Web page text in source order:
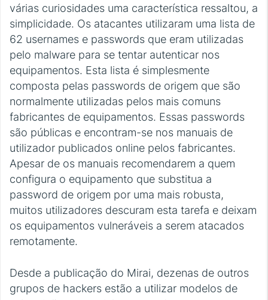
várias curiosidades uma característica ressaltou, a
simplicidade. Os atacantes utilizaram uma lista de
62 usernames e passwords que eram utilizadas
pelo malware para se tentar autenticar nos
equipamentos. Esta lista é simplesmente
composta pelas passwords de origem que são
normalmente utilizadas pelos mais comuns
fabricantes de equipamentos. Essas passwords
são públicas e encontram-se nos manuais de
utilizador publicados online pelos fabricantes.
Apesar de os manuais recomendarem a quem
configura o equipamento que substitua a
password de origem por uma mais robusta,
muitos utilizadores descuram esta tarefa e deixam
os equipamentos vulneráveis a serem atacados
remotamente.
Desde a publicação do Mirai, dezenas de outros
grupos de hackers estão a utilizar modelos de